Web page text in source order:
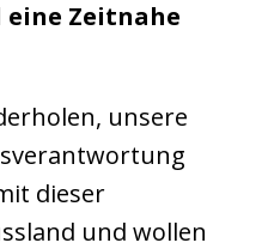
Zeitnahe
unsere
dieser
und wollen